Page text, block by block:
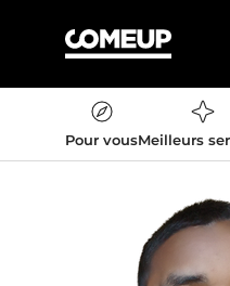
Pour vousMeilleurs